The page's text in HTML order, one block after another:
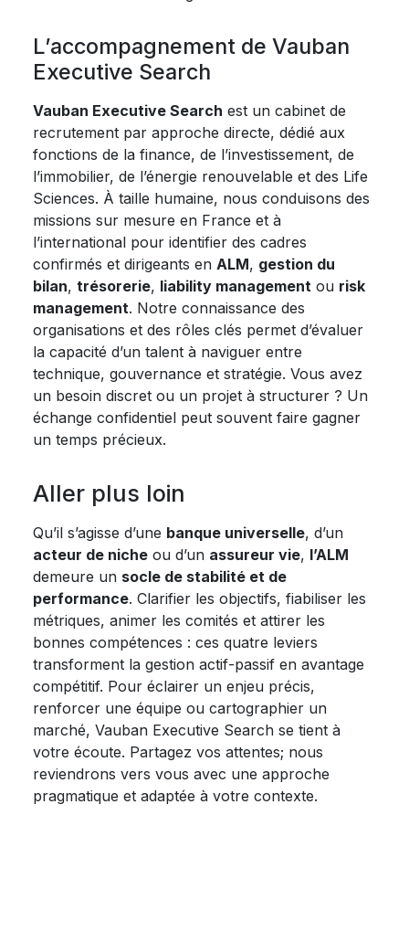
L’accompagnement de Vauban
Executive Search
Vauban Executive Search est un cabinet de
recrutement par approche directe, dédié aux
fonctions de la finance, de l’investissement, de
l’immobilier, de l’énergie renouvelable et des Life
Sciences. À taille humaine, nous conduisons des
missions sur mesure en France et à
l’international pour identifier des cadres
confirmés et dirigeants en ALM, gestion du
bilan, trésorerie, liability management ou risk
management. Notre connaissance des
organisations et des rôles clés permet d’évaluer
la capacité d’un talent à naviguer entre
technique, gouvernance et stratégie. Vous avez
un besoin discret ou un projet à structurer ? Un
échange confidentiel peut souvent faire gagner
un temps précieux.
Aller plus loin
Qu’il s’agisse d’une banque universelle, d’un
acteur de niche ou d’un assureur vie, l’ALM
demeure un socle de stabilité et de
performance. Clarifier les objectifs, fiabiliser les
métriques, animer les comités et attirer les
bonnes compétences : ces quatre leviers
transforment la gestion actif-passif en avantage
compétitif. Pour éclairer un enjeu précis,
renforcer une équipe ou cartographier un
marché, Vauban Executive Search se tient à
votre écoute. Partagez vos attentes; nous
reviendrons vers vous avec une approche
pragmatique et adaptée à votre contexte.